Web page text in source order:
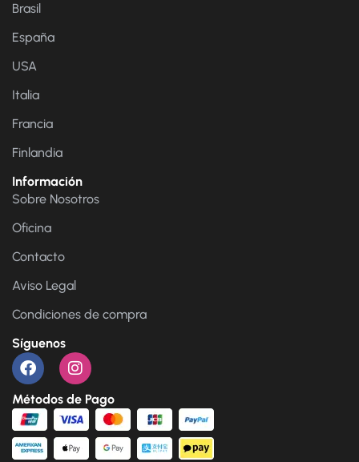
Brasil
España
USA
Italia
Francia
Finlandia
Información
Sobre Nosotros
Oficina
Contacto
Aviso Legal
Condiciones de compra
Síguenos
Métodos de Pago